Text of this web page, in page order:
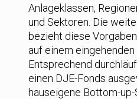
Anlageklassen,
und Sektoren. Die
bezieht diese
auf einem
Entsprechend
einen DJE-Fonds
hauseigene Bottom-up-